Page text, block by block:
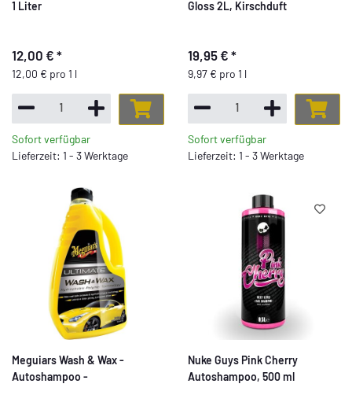
1 Liter
12,00 € *
12,00 € pro 1 l
Sofort verfügbar
Lieferzeit: 1 - 3 Werktage
Gloss 2L, Kirschduft
19,95 € *
9,97 € pro 1 l
Sofort verfügbar
Lieferzeit: 1 - 3 Werktage
Meguiars Wash & Wax -
Autoshampoo -
Nuke Guys Pink Cherry
Autoshampoo, 500 ml